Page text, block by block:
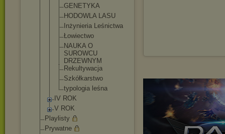
GENETYKA
HODOWLA LASU
Inżynieria Leśnictwa
Łowiectwo
NAUKA O
SUROWCU
DRZEWNYM
Rekultywacja
Szkółkarstwo
typologia leśna
IV ROK
V ROK
Playlisty
Prywatne